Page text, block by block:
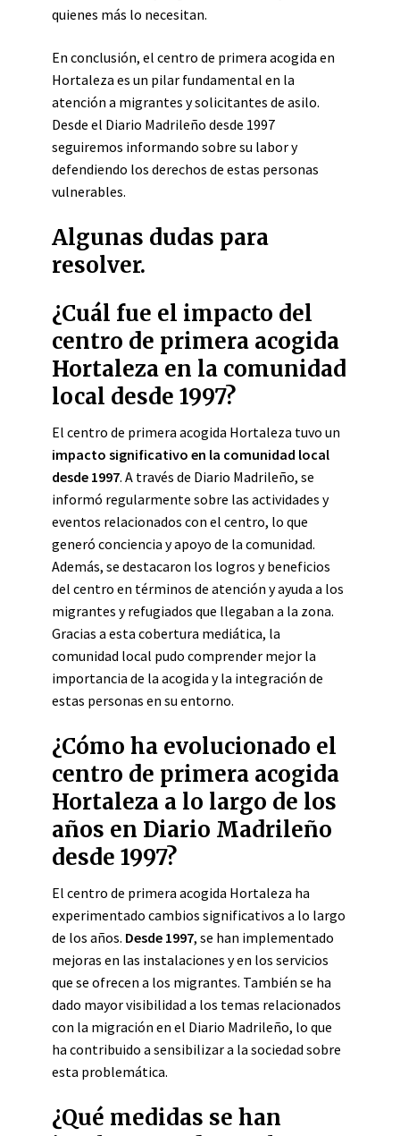
quienes más lo necesitan.
En conclusión, el centro de primera acogida en
Hortaleza es un pilar fundamental en la
atención a migrantes y solicitantes de asilo.
Desde el Diario Madrileño desde 1997
seguiremos informando sobre su labor y
defendiendo los derechos de estas personas
vulnerables.
Algunas dudas para
resolver.
¿Cuál fue el impacto del
centro de primera acogida
Hortaleza en la comunidad
local desde 1997?
El centro de primera acogida Hortaleza tuvo un
impacto significativo en la comunidad local
desde 1997. A través de Diario Madrileño, se
informó regularmente sobre las actividades y
eventos relacionados con el centro, lo que
generó conciencia y apoyo de la comunidad.
Además, se destacaron los logros y beneficios
del centro en términos de atención y ayuda a los
migrantes y refugiados que llegaban a la zona.
Gracias a esta cobertura mediática, la
comunidad local pudo comprender mejor la
importancia de la acogida y la integración de
estas personas en su entorno.
¿Cómo ha evolucionado el
centro de primera acogida
Hortaleza a lo largo de los
años en Diario Madrileño
desde 1997?
El centro de primera acogida Hortaleza ha
experimentado cambios significativos a lo largo
de los años. Desde 1997, se han implementado
mejoras en las instalaciones y en los servicios
que se ofrecen a los migrantes. También se ha
dado mayor visibilidad a los temas relacionados
con la migración en el Diario Madrileño, lo que
ha contribuido a sensibilizar a la sociedad sobre
esta problemática.
¿Qué medidas se han